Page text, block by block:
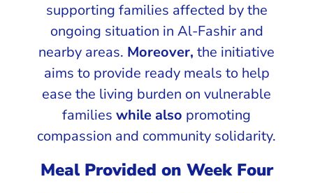
supporting families affected by the
ongoing situation in Al-Fashir and
nearby areas. Moreover, the initiative
aims to provide ready meals to help
ease the living burden on vulnerable
families while also promoting
compassion and community solidarity.
Meal Provided on Week Four